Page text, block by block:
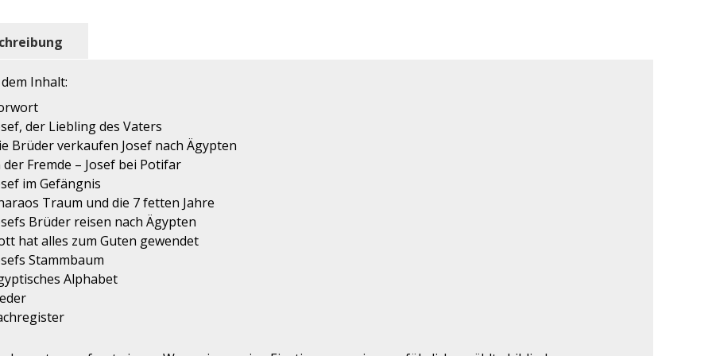
Inhalt:
der Liebling des Vaters
Brüder verkaufen Josef nach Ägypten
der Fremde – Josef bei Potifar
im Gefängnis
Traum und die 7 fetten Jahre
Brüder reisen nach Ägypten
hat alles zum Guten gewendet
Stammbaum
Alphabet